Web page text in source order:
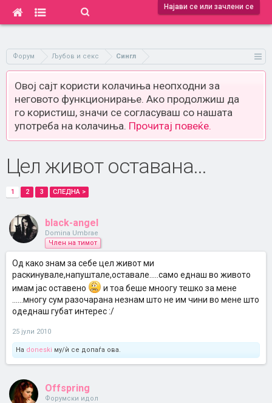
Најави се или зачлени се
Форум Љубов и секс Сингл
Овој сајт користи колачиња неопходни за
неговото функционирање. Ако продолжиш да
го користиш, значи се согласуваш со нашата
употреба на колачиња. Прочитај повеќе.
Цел живот оставана...
1 2 3 СЛЕДНА >
black-angel
Domina Umbrae
Член на тимот
Од како знам за себе цел живот ми
раскинувале,напуштале,оставале.....само еднаш во живото
имам јас оставено
и тоа беше мноогу тешко за мене
......многу сум разочарана незнам што не им чини во мене што
одеднаш губат интерес :/
25 јули 2010
На doneski му/ѝ се допаѓа ова.
Offspring
Форумски идол